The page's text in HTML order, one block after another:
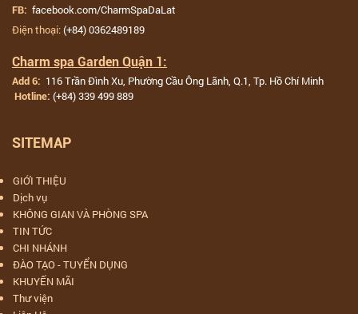
FB: facebook.com/CharmSpaDaLat
Điện thoại:(+84) 0362489189
Charm spa Garden Quận 1:
Add 6: 116 Trần Đình Xu, Phường Cầu Ông Lãnh, Q.1, Tp. Hồ Chí Minh
Hotline: (+84) 339 499 889
SITEMAP
GIỚI THIỆU
Dịch vụ
KHÔNG GIAN VÀ PHÒNG SPA
TIN TỨC
CHI NHÁNH
ĐÀO TẠO - TUYỂN DỤNG
KHUYẾN MÃI
Thư viện